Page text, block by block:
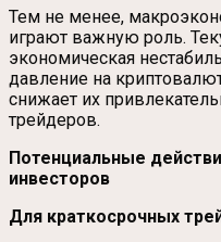
Тем не менее,
играют важную роль.
экономическая
давление на
снижает их
трейдеров.
Потенциальные
инвесторов
Для краткосрочных